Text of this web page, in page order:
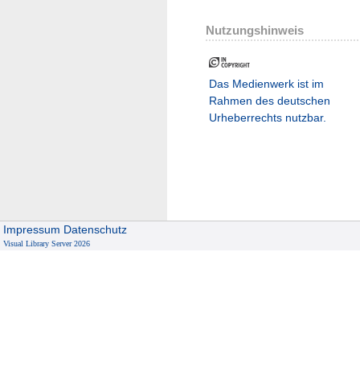
Nutzungshinweis
Das Medienwerk ist im
Rahmen des deutschen
Urheberrechts nutzbar.
Impressum Datenschutz
Visual Library Server 2026